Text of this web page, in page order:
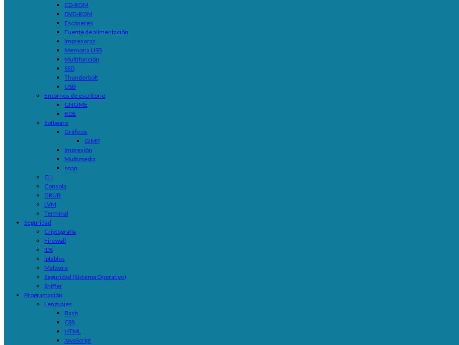
CD-ROM
DVD-ROM
Escáneres
Fuente de alimentación
Impresoras
Memoria USB
Multifunción
SSD
Thunderbolt
USB
Entornos de escritorio
GNOME
KDE
Software
Gráficos
GIMP
Impresión
Multimedia
snap
CLI
Consola
GRUB
LVM
Terminal
Seguridad
Criptografía
Firewall
IDS
iptables
Malware
Seguridad (Sistema Operativo)
Sniffer
Programación
Lenguajes
Bash
CSS
HTML
JavaScript